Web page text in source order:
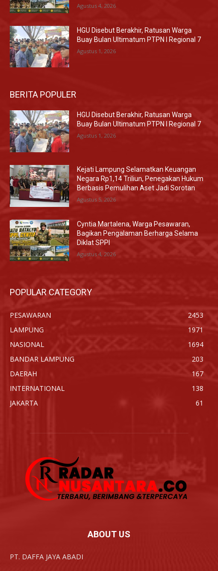
Agustus 4, 2026
HGU Disebut Berakhir, Ratusan Warga
Buay Bulan Ultimatum PTPN I Regional 7
Agustus 1, 2026
BERITA POPULER
HGU Disebut Berakhir, Ratusan Warga
Buay Bulan Ultimatum PTPN I Regional 7
Agustus 1, 2026
Kejati Lampung Selamatkan Keuangan
Negara Rp1,14 Triliun, Penegakan Hukum
Berbasis Pemulihan Aset Jadi Sorotan
Agustus 5, 2026
Cyntia Martalena, Warga Pesawaran,
Bagikan Pengalaman Berharga Selama
Diklat SPPI
Agustus 4, 2026
POPULAR CATEGORY
PESAWARAN
2453
LAMPUNG
1971
NASIONAL
1694
BANDAR LAMPUNG
203
DAERAH
167
INTERNATIONAL
138
JAKARTA
61
ABOUT US
PT. DAFFA JAYA ABADI